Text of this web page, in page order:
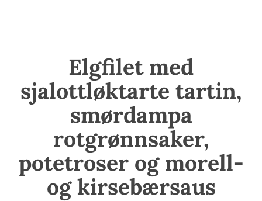
Elgfilet med
sjalottløktarte tartin,
smørdampa
rotgrønnsaker,
potetroser og morell-
og kirsebærsaus